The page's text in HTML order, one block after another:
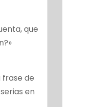
que
frase de
en